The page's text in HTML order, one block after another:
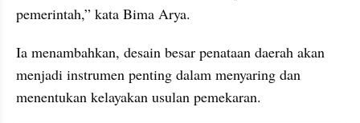
pemerintah,” kata Bima Arya.
Ia menambahkan, desain besar penataan daerah akan
menjadi instrumen penting dalam menyaring dan
menentukan kelayakan usulan pemekaran.